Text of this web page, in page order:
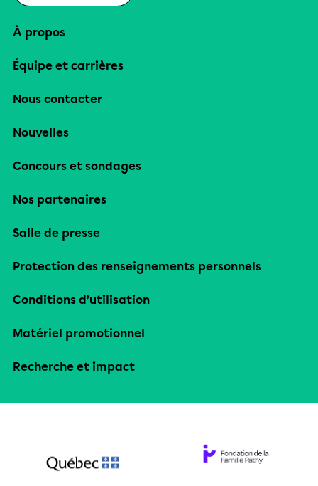
À propos
Équipe et carrières
Nous contacter
Nouvelles
Concours et sondages
Nos partenaires
Salle de presse
Protection des renseignements personnels
Conditions d’utilisation
Matériel promotionnel
Recherche et impact